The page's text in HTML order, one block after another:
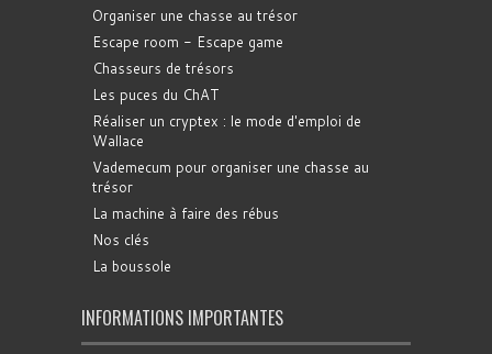
Organiser une chasse au trésor
Escape room - Escape game
Chasseurs de trésors
Les puces du ChAT
Réaliser un cryptex : le mode d'emploi de
Wallace
Vademecum pour organiser une chasse au
trésor
La machine à faire des rébus
Nos clés
La boussole
INFORMATIONS IMPORTANTES